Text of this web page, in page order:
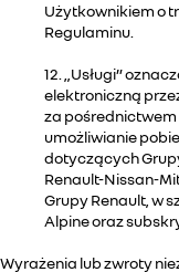
Użytkownikiem o
Regulaminu.
12. „Usługi”
elektroniczną
za pośrednictwem
umożliwianie
dotyczących
Renault-Nissan-
Grupy Renault, w
Alpine oraz
Wyrażenia lub zwroty